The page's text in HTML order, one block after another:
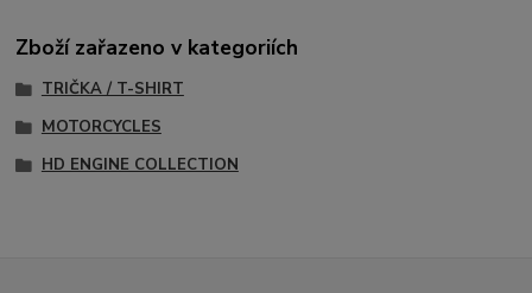
Zboží zařazeno v kategoriích
TRIČKA / T-SHIRT
MOTORCYCLES
HD ENGINE COLLECTION